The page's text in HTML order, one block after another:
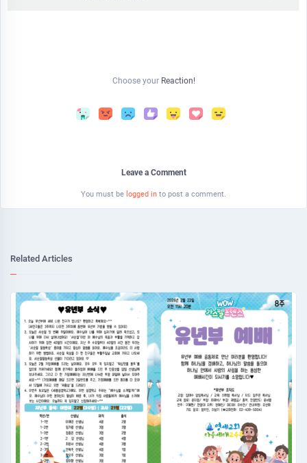
Choose your Reaction!
Leave a Comment
You must be logged in to post a comment.
Related Articles